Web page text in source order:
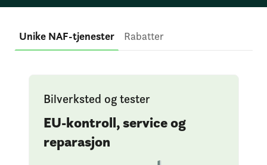
Unike NAF-tjenester Rabatter
Bilverksted og tester
EU-kontroll, service og
reparasjon